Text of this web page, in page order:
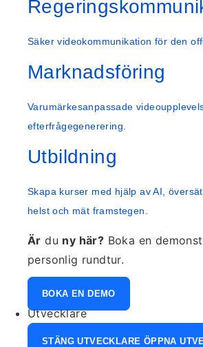
Säker videokommunikation för den
Marknadsföring
Varumärkesanpassade
efterfrågegenerering.
Utbildning
Skapa kurser med hjälp av AI,
helst och mät framstegen.
Är du ny här? Boka en
personlig rundtur.
BOKA EN DEMO
Utvecklare
STÄNG UTVECKLARE ÖPPNA